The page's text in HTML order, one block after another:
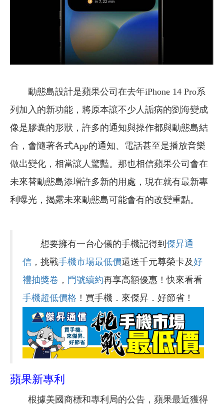
動態島設計是蘋果公司在去年iPhone 14 Pro系
列加入的新功能，將原本讓不少人詬病的劉海變成
像是膠囊的形狀，許多的通知與操作都與動態島結
合，會隨著各式App的通知、電話甚至是播放音樂
做出變化，相當讓人驚豔。那也相信蘋果公司會在
未來替動態島添增許多新的用處，現在就有最新專
利曝光，揭露未來動態島可能會有的改變重點。
想要擁有一台心儀的手機記得到 傑昇通
信 ，挑戰手機市場最低價還送千元尊榮卡及好
禮抽獎卷 ， 門號續約再享高額優惠！快來看看
手機超低價格 ！買手機．來傑昇．好節省！
蘋果新專利
根據美國商標和專利局的公告，蘋果最近獲得